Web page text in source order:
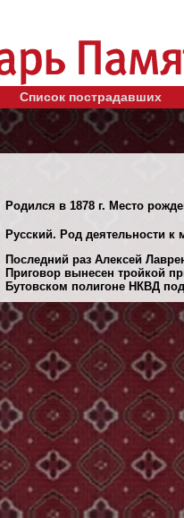
Список пострадавших
Родился в 1878 г. Место
Русский. Род деятельности
Последний раз Алексей
Приговор вынесен тройкой
Бутовском полигоне НКВД